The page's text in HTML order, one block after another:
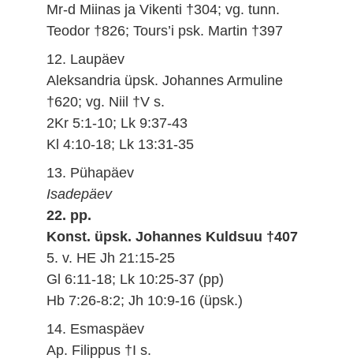
Mr-d Miinas ja Vikenti †304; vg. tunn.
Teodor †826; Tours’i psk. Martin †397
12. Laupäev
Aleksandria üpsk. Johannes Armuline
†620; vg. Niil †V s.
2Kr 5:1-10; Lk 9:37-43
Kl 4:10-18; Lk 13:31-35
13. Pühapäev
Isadepäev
22. pp.
Konst. üpsk. Johannes Kuldsuu †407
5. v. HE Jh 21:15-25
Gl 6:11-18; Lk 10:25-37 (pp)
Hb 7:26-8:2; Jh 10:9-16 (üpsk.)
14. Esmaspäev
Ap. Filippus †I s.